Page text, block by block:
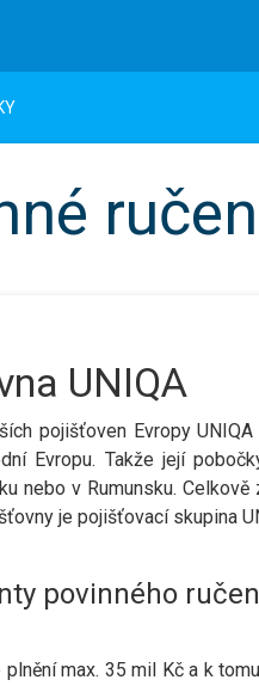
UNIQA
pojišťoven Evropy
Evropu. Takže její
nebo v Rumunsku.
je pojišťovací skupina
povinného
max. 35 mil Kč a k